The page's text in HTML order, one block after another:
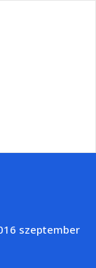
szeptember